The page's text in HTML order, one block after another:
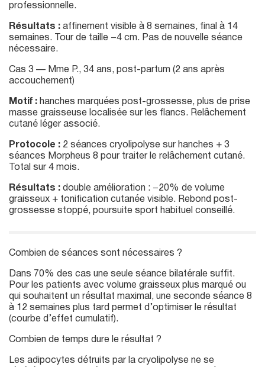
professionnelle.
Résultats : affinement visible à 8 semaines, final à 14
semaines. Tour de taille −4 cm. Pas de nouvelle séance
nécessaire.
Cas 3 — Mme P., 34 ans, post-partum (2 ans après
accouchement)
Motif : hanches marquées post-grossesse, plus de prise
masse graisseuse localisée sur les flancs. Relâchement
cutané léger associé.
Protocole : 2 séances cryolipolyse sur hanches + 3
séances Morpheus 8 pour traiter le relâchement cutané.
Total sur 4 mois.
Résultats : double amélioration : −20% de volume
graisseux + tonification cutanée visible. Rebond post-
grossesse stoppé, poursuite sport habituel conseillé.
Combien de séances sont nécessaires ?
Dans 70% des cas une seule séance bilatérale suffit.
Pour les patients avec volume graisseux plus marqué ou
qui souhaitent un résultat maximal, une seconde séance 8
à 12 semaines plus tard permet d’optimiser le résultat
(courbe d’effet cumulatif).
Combien de temps dure le résultat ?
Les adipocytes détruits par la cryolipolyse ne se